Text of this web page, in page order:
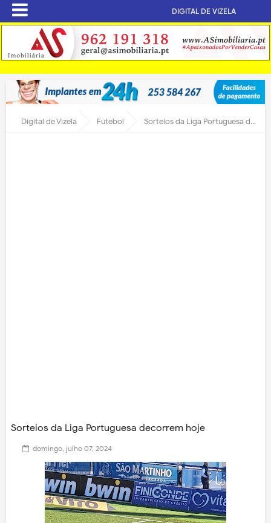
DIGITAL DE VIZELA
Digital de Vizela Futebol Sorteios da Liga Portuguesa decorrem hoje
Sorteios da Liga Portuguesa decorrem hoje
domingo, julho 07, 2024